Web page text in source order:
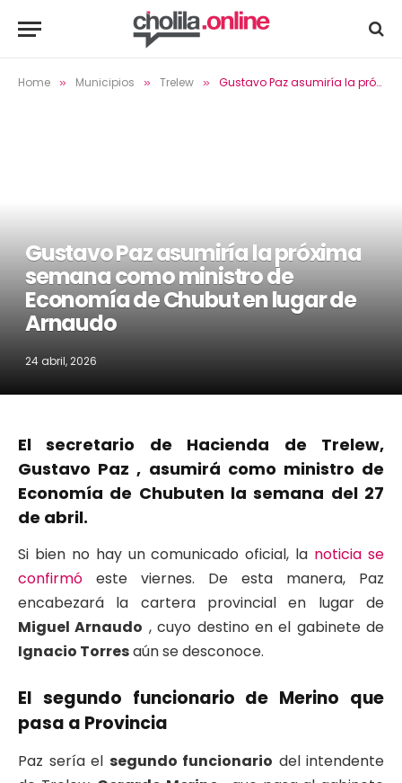
Home » Municipios » Trelew » Gustavo Paz asumiría la próxima semana como ministro de Economía de Chubut en lugar de Arnaudo
Gustavo Paz asumiría la próxima
semana como ministro de
Economía de Chubut en lugar de
Arnaudo
24 abril, 2026
El secretario de Hacienda de Trelew,
Gustavo Paz , asumirá como ministro de
Economía de Chubuten la semana del 27
de abril.
Si bien no hay un comunicado oficial, la noticia se
confirmó este viernes. De esta manera, Paz
encabezará la cartera provincial en lugar de
Miguel Arnaudo , cuyo destino en el gabinete de
Ignacio Torresaún se desconoce.
El segundo funcionario de Merino que
pasa a Provincia
Paz sería el segundo funcionario del intendente